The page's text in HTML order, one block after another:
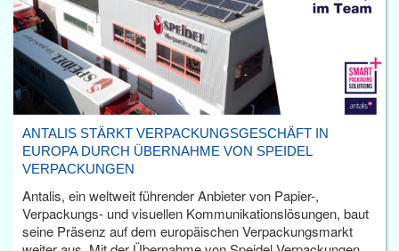
ANTALIS STÄRKT VERPACKUNGSGESCHÄFT IN
EUROPA DURCH ÜBERNAHME VON SPEIDEL
VERPACKUNGEN
Antalis, ein weltweit führender Anbieter von Papier-,
Verpackungs- und visuellen Kommunikationslösungen, baut
seine Präsenz auf dem europäischen Verpackungsmarkt